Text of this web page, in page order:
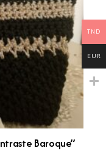
Baroque”
TND
EUR